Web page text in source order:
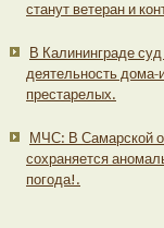
станут ветеран и
В Калининграде
деятельность дома-
престарелых.
МЧС: В Самарской
сохраняется
погода!.